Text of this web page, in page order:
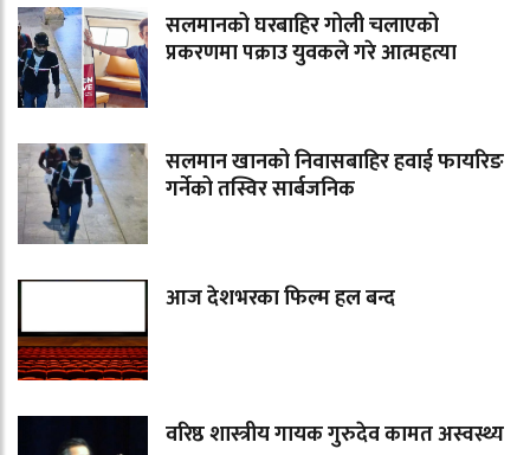
सलमानको घरबाहिर गोली चलाएको
प्रकरणमा पक्राउ युवकले गरे आत्महत्या
सलमान खानको निवासबाहिर हवाई फायरिङ
गर्नेको तस्विर सार्बजनिक
आज देशभरका फिल्म हल बन्द
वरिष्ठ शास्त्रीय गायक गुरुदेव कामत अस्वस्थ्य